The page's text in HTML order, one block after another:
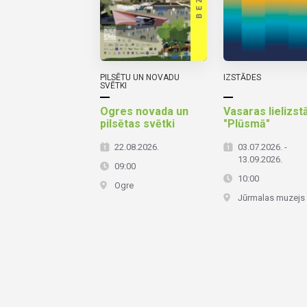
PILSĒTU UN NOVADU
SVĒTKI
Ogres novada un
pilsētas svētki
22.08.2026.
09:00
Ogre
IZSTĀDES
Vasaras
"Plūsmā"
03.07.2026. -
13.09.2026.
10:00
Jūrmalas muzejs